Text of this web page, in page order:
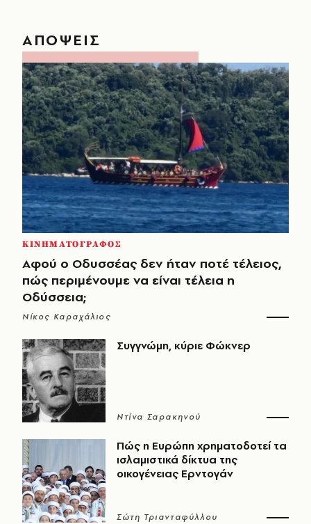
ΑΠΟΨΕΙΣ
ΚΙΝΗΜΑΤΟΓΡΑΦΟΣ
Αφού ο Οδυσσέας δεν ήταν ποτέ τέλειος,
πώς περιμένουμε να είναι τέλεια η
Οδύσσεια;
Νίκος Καραχάλιος
Συγγνώμη, κύριε Φώκνερ
Ντίνα Σαρακηνού
Πώς η Ευρώπη χρηματοδοτεί τα
ισλαμιστικά δίκτυα της
οικογένειας Ερντογάν
Σώτη Τριανταφύλλου